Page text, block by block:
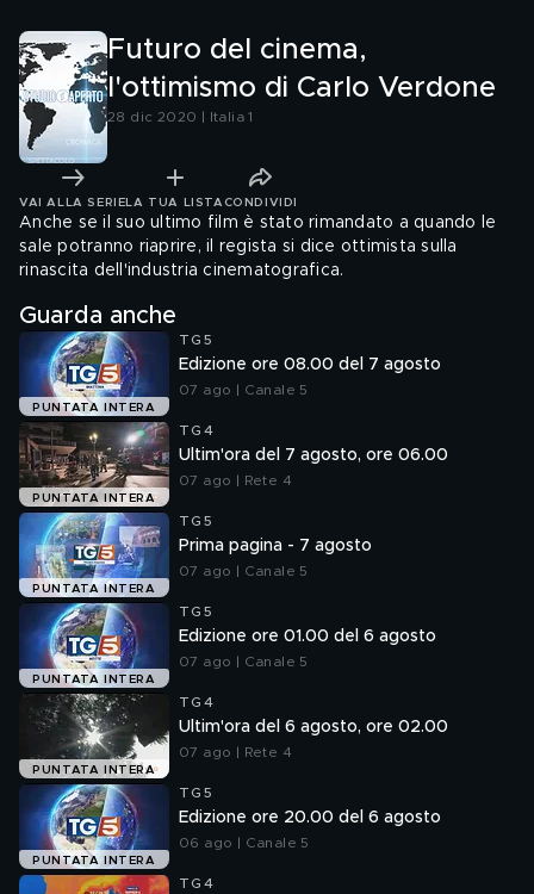
Futuro del cinema,
l'ottimismo di Carlo Verdone
28 dic 2020 | Italia 1
VAI ALLA SERIE LA TUA LISTA CONDIVIDI
Anche se il suo ultimo film è stato rimandato a quando le
sale potranno riaprire, il regista si dice ottimista sulla
rinascita dell'industria cinematografica.
Guarda anche
PUNTATA INTERA
TG5
Edizione ore 08.00 del 7 agosto
07 ago | Canale 5
PUNTATA INTERA
TG4
Ultim'ora del 7 agosto, ore 06.00
07 ago | Rete 4
PUNTATA INTERA
TG5
Prima pagina - 7 agosto
07 ago | Canale 5
PUNTATA INTERA
TG5
Edizione ore 01.00 del 6 agosto
07 ago | Canale 5
PUNTATA INTERA
TG4
Ultim'ora del 6 agosto, ore 02.00
07 ago | Rete 4
PUNTATA INTERA
TG5
Edizione ore 20.00 del 6 agosto
06 ago | Canale 5
TG4